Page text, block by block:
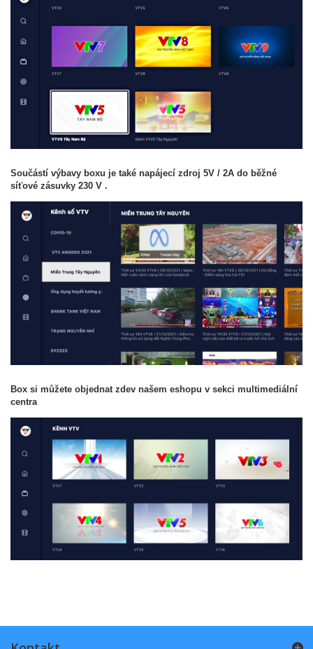
Součástí výbavy boxu je také napájecí zdroj 5V / 2A do běžné
síťové zásuvky 230 V .
Box si můžete objednat zdev našem eshopu v sekci multimediální
centra